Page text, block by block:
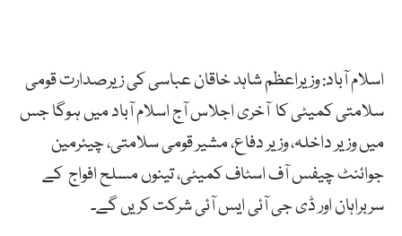
اسلام آباد: وزیراعظم شاہد خاقان عباسی کی زیرصدارت قومی
سلامتی کمیٹی کا آخری اجلاس آج اسلام آباد میں ہوگا جس
میں وزیر داخلہ، وزیر دفاع، مشیر قومی سلامتی، چیئرمین
جوائنٹ چیفس آف اسٹاف کمیٹی، تینوں مسلح افواج کے
سربراہان اور ڈی جی آئی ایس آئی شرکت کریں گے۔